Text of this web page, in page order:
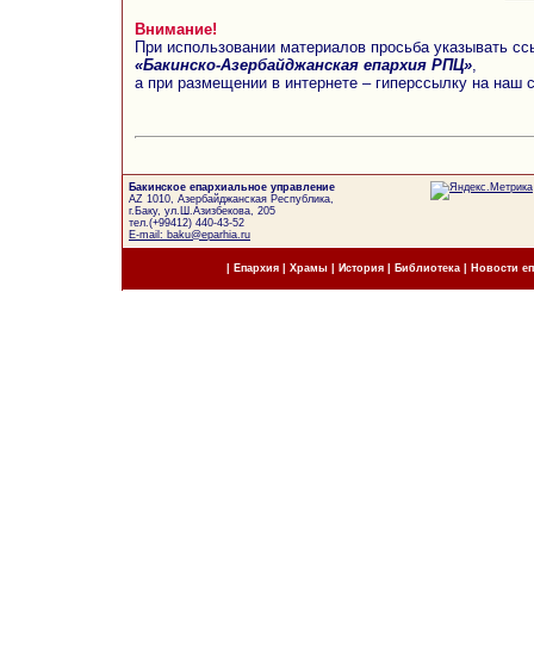
Внимание!
При использовании материалов просьба указывать
«Бакинско-Азербайджанская епархия РПЦ»
а при размещении в интернете – гиперссылку на наш
Бакинское епархиальное управление
AZ 1010, Азербайджанская Республика,
г.Баку, ул.Ш.Азизбекова, 205
тел.(+99412) 440-43-52
E-mail: baku@eparhia.ru
Епархия| Храмы История| Библиотека Новости